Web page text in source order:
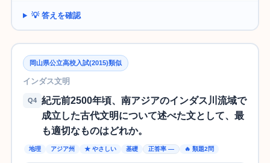
💡 答えを確認
岡山県公立高校入試(2015)類似
インダス文明
Q4
紀元前2500年頃、南アジアのインダス川流域で
成立した古代文明について述べた文として、最
も適切なものはどれか。
地理 アジア州 ★ やさしい 基礎 正答率 — 🔥 類題2問